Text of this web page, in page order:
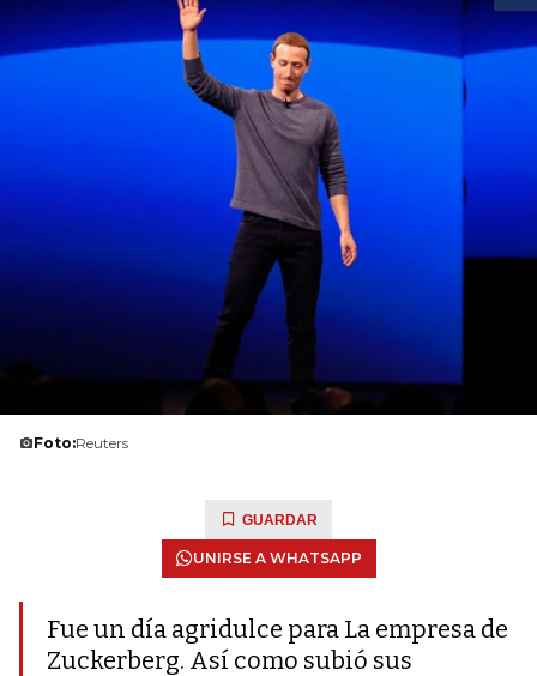
Foto:Reuters
GUARDAR
UNIRSE A WHATSAPP
Fue un día agridulce para La empresa de
Zuckerberg. Así como subió sus